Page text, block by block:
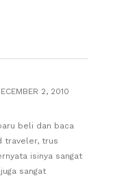
2, 2010
beli dan baca
traveler, trus
isinya sangat
sangat